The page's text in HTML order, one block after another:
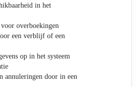
in het
overboekingen
een verblijf of een
op in het systeem
annuleringen door in een